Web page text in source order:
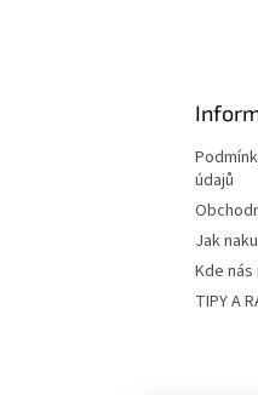
údajů
Jak
Kde
TIPY A